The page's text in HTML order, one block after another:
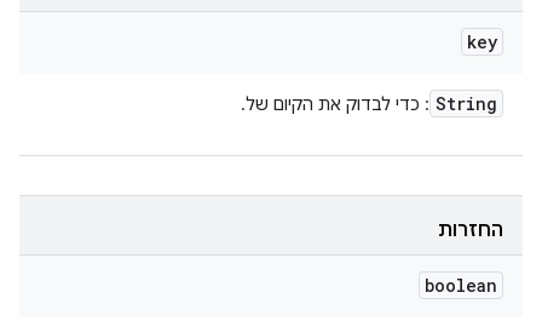
key
String : כדי לבדוק את הקיום של.
החזרות
boolean